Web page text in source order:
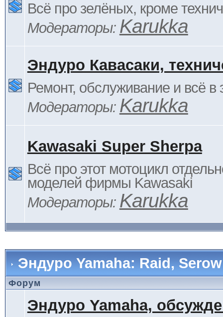
Всё про зелёных, кроме
Модераторы: Karukka
Эндуро Кавасаки,
Ремонт, обслуживание и всё в
Модераторы: Karukka
Kawasaki Super Sherpa
Всё про этот мотоцикл
моделей фирмы Kawasaki
Модераторы: Karukka
Эндуро Yamaha: Raid,
Форум
Эндуро Yamaha,